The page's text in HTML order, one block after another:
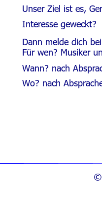
Unser Ziel ist es,
Interesse geweckt?
Dann melde dich
Für wen? Musiker
Wann? nach
Wo? nach
©